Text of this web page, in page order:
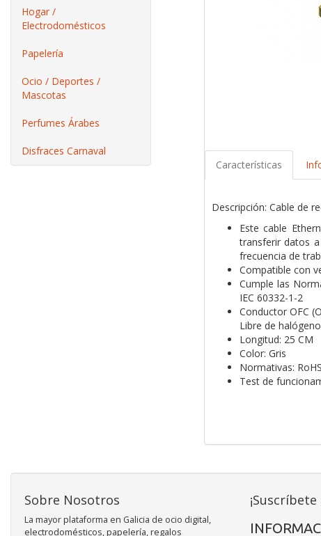
Hogar /
Electrodomésticos
Papelería
Ocio / Deportes /
Mascotas
Perfumes Árabes
Disfraces Carnaval
Características
Descripción: Cable de
Este cable
transferir datos
frecuencia de
Compatible con
Cumple las
IEC 60332-1-2
Conductor OFC
Libre de
Longitud: 25 CM
Color: Gris
Normativas: RoHS
Test de
Sobre Nosotros
La mayor plataforma en Galicia de ocio digital,
electrodomésticos, papelería, regalos